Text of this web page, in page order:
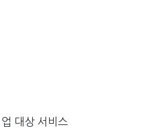
대상 서비스